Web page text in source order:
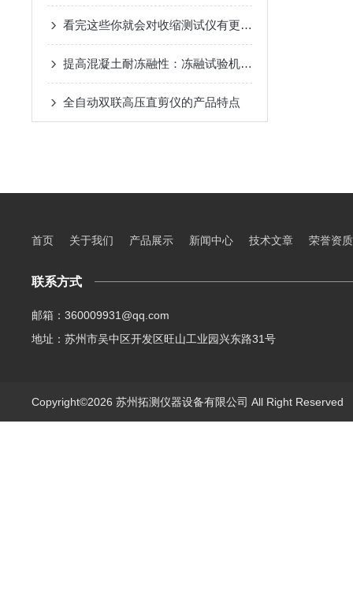
看完这些你就会对收缩测试仪有更多了解
提高混凝土耐冻融性：冻融试验机的应用
全自动双联高压直剪仪的产品特点
首页 关于我们 产品展示 新闻中心 技术文章 荣誉资质
联系方式
邮箱：360009931@qq.com
地址：苏州市吴中区开发区旺山工业园兴东路31号
Copyright©2026 苏州拓测仪器设备有限公司 All Right